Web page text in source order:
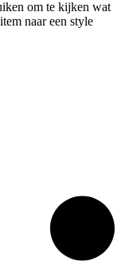
om te kijken wat
naar een style